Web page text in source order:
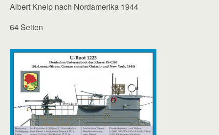
Albert Kneip nach Nordamerika 1944
64 Seiten